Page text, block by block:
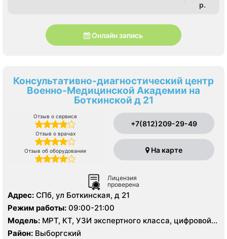
p.
Онлайн запись
Консультативно-диагностический центр
Военно-Медицинской Академии на
Боткинской д 21
Отзыв о сервисе
Отзыв о врачах
Отзыв об оборудовании
+7(812)209-29-49
На карте
Лицензия
проверена
Адрес: СПб, ул Боткинская, д 21
Режим работы: 09:00-21:00
Модель: МРТ, КТ, УЗИ экспертного класса, цифровой
рентген
Район: Выборгский